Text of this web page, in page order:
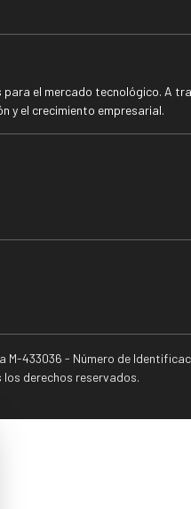
el mercado tecnológico. A
y el crecimiento empresarial.
M-433036 - Número de
derechos reservados.